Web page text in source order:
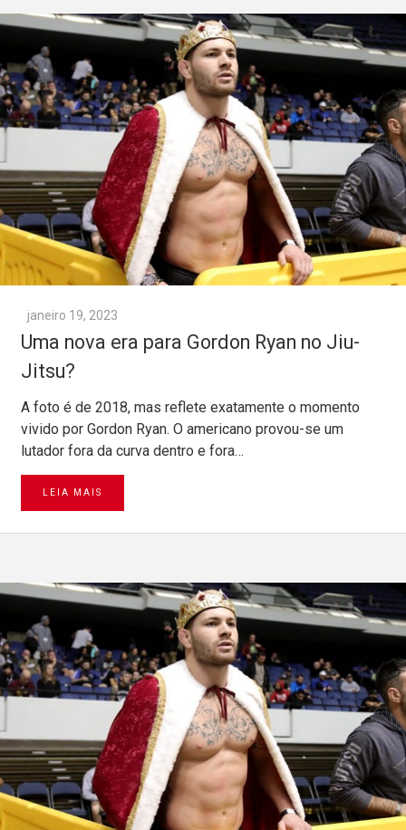
janeiro 19, 2023
Uma nova era para Gordon Ryan no Jiu-
Jitsu?
A foto é de 2018, mas reflete exatamente o momento
vivido por Gordon Ryan. O americano provou-se um
lutador fora da curva dentro e fora…
LEIA MAIS